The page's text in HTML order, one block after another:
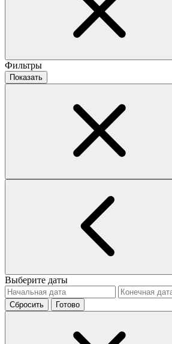
Фильтры
Показать
Выберите даты
Сбросить Готово